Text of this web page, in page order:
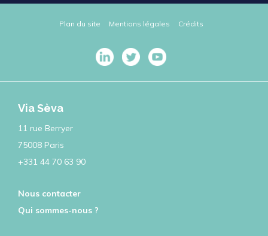
Plan du site Mentions légales Crédits
Via Sèva
11 rue Berryer
75008 Paris
+331 44 70 63 90
Nous contacter
Qui sommes-nous ?